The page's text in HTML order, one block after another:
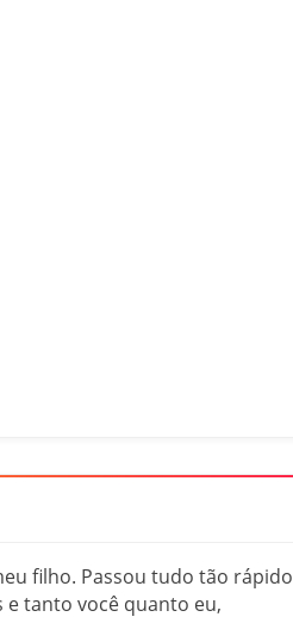
filho. Passou tudo tão rápido
tanto você quanto eu,